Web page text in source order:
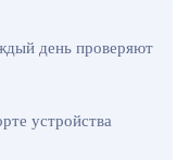
день проверяют
устройства